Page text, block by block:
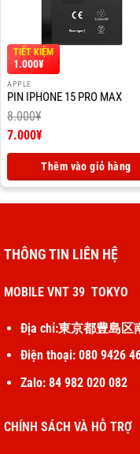
TIẾT KIỆM
1.000¥
APPLE
PIN IPHONE 15 PRO MAX
8.000¥
Giá
8.000¥.
7.000¥
tại
là:
7.000¥.
Thêm vào giỏ hàng
THÔNG TIN LIÊN HỆ
MOBILE VNT 39 TOKYO
Địa chỉ:東京都豊島区
Điện thoại: 080 9426
Zalo: 84 982 020 082
CHÍNH SÁCH VÀ HỖ TRỢ